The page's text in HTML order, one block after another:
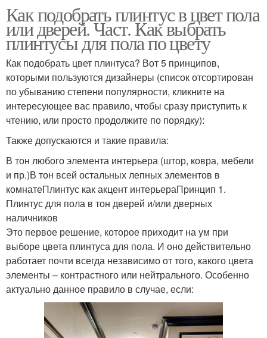
Как подобрать плинтус в цвет пола
или дверей. Част. Как выбрать
плинтусы для пола по цвету
Как подобрать цвет плинтуса? Вот 5 принципов,
которыми пользуются дизайнеры (список отсортирован
по убыванию степени популярности, кликните на
интересующее вас правило, чтобы сразу приступить к
чтению, или просто продолжите по порядку):
Также допускаются и такие правила:
В тон любого элемента интерьера (штор, ковра, мебели
и пр.)В тон всей остальных лепных элементов в
комнатеПлинтус как акцент интерьераПринцип 1.
Плинтус для пола в тон дверей и/или дверных
наличников
Это первое решение, которое приходит на ум при
выборе цвета плинтуса для пола. И оно действительно
работает почти всегда независимо от того, какого цвета
элементы – контрастного или нейтрального. Особенно
актуально данное правило в случае, если: